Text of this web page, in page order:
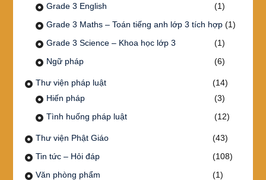
Grade 3 English
(1)
Grade 3 Maths – Toán tiếng anh lớp 3 tích hợp(1)
Grade 3 Science – Khoa học lớp 3
(1)
Ngữ pháp
(6)
Thư viện pháp luật
(14)
Hiến pháp
(3)
Tình huống pháp luật
(12)
Thư viện Phật Giáo
(43)
Tin tức – Hỏi đáp
(108)
Văn phòng phẩm
(1)